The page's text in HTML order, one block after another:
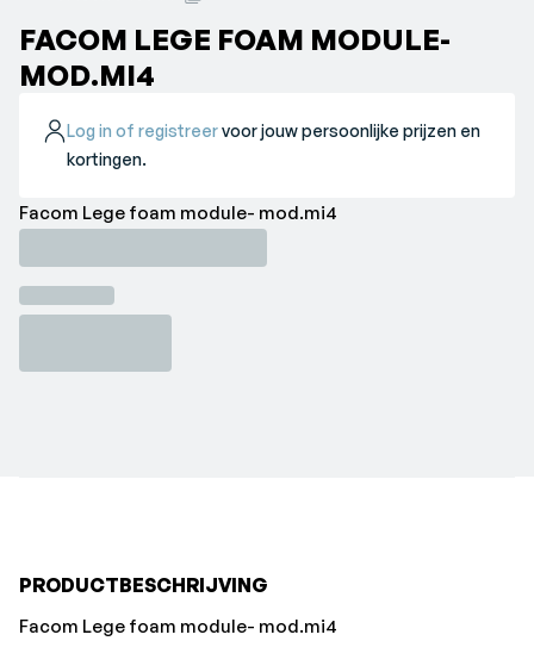
FACOM LEGE FOAM MODULE-
MOD.MI4
Log in of registreervoor jouw persoonlijke prijzen en
kortingen.
Facom Lege foam module- mod.mi4
PRODUCTBESCHRIJVING
Facom Lege foam module- mod.mi4